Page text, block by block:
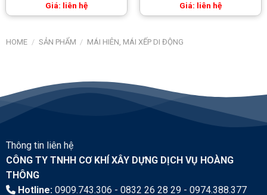
HOME / SẢN PHẨM / MÁI HIÊN, MÁI XẾP DI ĐỘNG
Giá: liên hệ Giá: liên hệ
Thông tin liên hệ
CÔNG TY TNHH CƠ KHÍ XÂY DỰNG DỊCH VỤ HOÀNG
THÔNG
Hotline:0909.743.306 - 0832 26 28 29 - 0974.388.377